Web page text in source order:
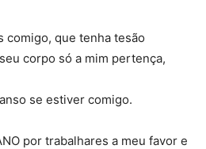
comigo, que tenha tesão
corpo só a mim pertença,
se estiver comigo.
por trabalhares a meu favor e